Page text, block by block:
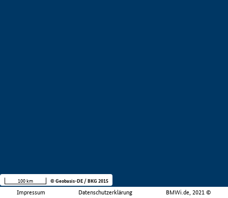
Impressum Datenschutzerklärung BMWi.de, 2021 ©
100 km © Geobasis-DE / BKG 2015